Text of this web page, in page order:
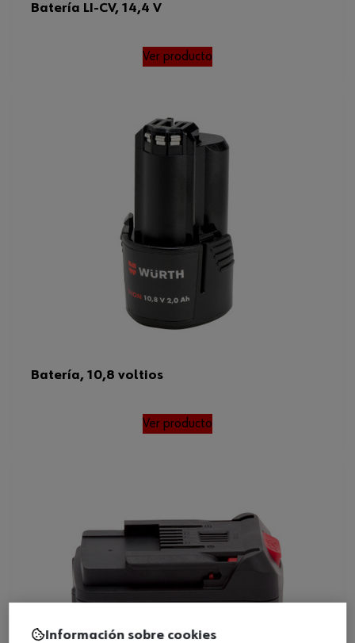
Batería LI-CV, 14,4 V
Ver producto
Batería, 10,8 voltios
Ver producto
Información sobre cookies